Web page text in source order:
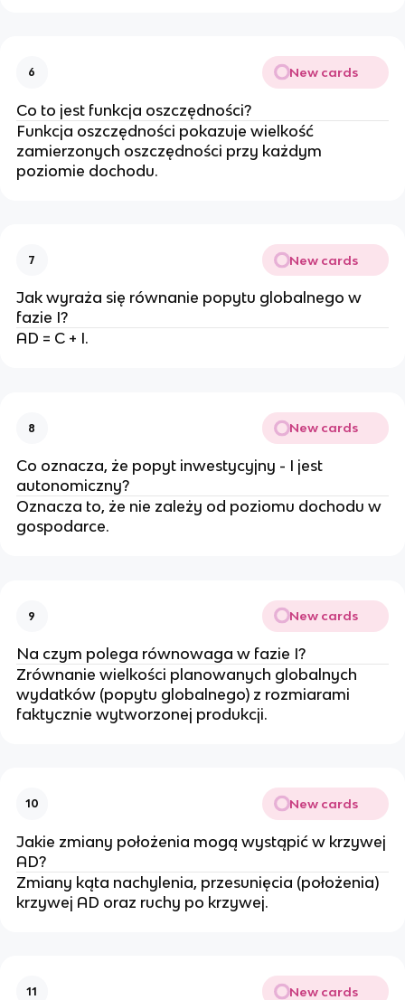
6 New cards
Co to jest funkcja oszczędności?
Funkcja oszczędności pokazuje wielkość
zamierzonych oszczędności przy każdym
poziomie dochodu.
7 New cards
Jak wyraża się równanie popytu globalnego w
fazie I?
AD = C + I.
8 New cards
Co oznacza, że popyt inwestycyjny - I jest
autonomiczny?
Oznacza to, że nie zależy od poziomu dochodu w
gospodarce.
9 New cards
Na czym polega równowaga w fazie I?
Zrównanie wielkości planowanych globalnych
wydatków (popytu globalnego) z rozmiarami
faktycznie wytworzonej produkcji.
10 New cards
Jakie zmiany położenia mogą wystąpić w krzywej
AD?
Zmiany kąta nachylenia, przesunięcia (położenia)
krzywej AD oraz ruchy po krzywej.
11 New cards